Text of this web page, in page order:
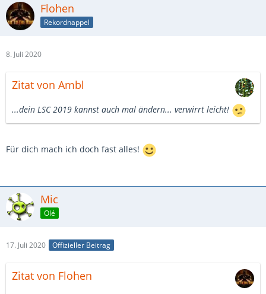
Flohen
Rekordnappel
8. Juli 2020
Zitat von Ambl
...dein LSC 2019 kannst auch mal ändern... verwirrt leicht!
Für dich mach ich doch fast alles!
Mic
Olé
17. Juli 2020 Offizieller Beitrag
Zitat von Flohen